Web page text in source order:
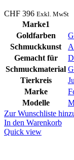
CHF 396 Exkl. MwSt
Marke1
Goldfarben
Schmuckkunst
Gemacht für
Schmuckmaterial
Tierkreis
Marke
Modelle
Zur Wunschliste
In den Warenkorb
Quick view